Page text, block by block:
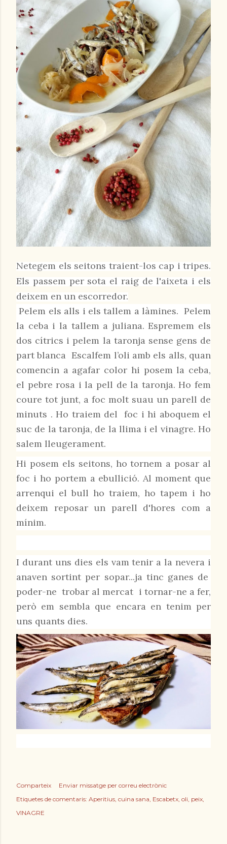
Netegem els seitons traient-los cap i tripes.
Els passem per sota el raig de l'aixeta i els
deixem en un escorredor.
Pelem els alls i els tallem a làmines. Pelem
la ceba i la tallem a juliana. Espremem els
dos cítrics i pelem la taronja sense gens de
part blanca Escalfem l’oli amb els alls, quan
comencin a agafar color hi posem la ceba,
el pebre rosa i la pell de la taronja. Ho fem
coure tot junt, a foc molt suau un parell de
minuts . Ho traiem del foc i hi aboquem el
suc de la taronja, de la llima i el vinagre. Ho
salem lleugerament.
Hi posem els seitons, ho tornem a posar al
foc i ho portem a ebullició. Al moment que
arrenqui el bull ho traiem, ho tapem i ho
deixem reposar un parell d'hores com a
mínim.
I durant uns dies els vam tenir a la nevera i
anaven sortint per sopar...ja tinc ganes de
poder-ne trobar al mercat i tornar-ne a fer,
però em sembla que encara en tenim per
uns quants dies.
Comparteix
Enviar missatge per correu electrònic
Etiquetes de comentaris: Aperitius cuina sana Escabetx oli peix
VINAGRE